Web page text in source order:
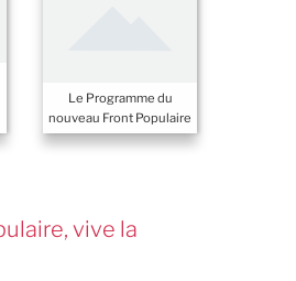
Le Programme du
nouveau Front Populaire
vive la